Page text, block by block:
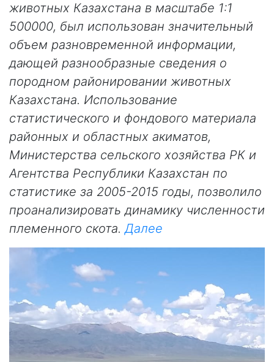
животных Казахстана в масштабе 1:1
500000, был использован значительный
объем разновременной информации,
дающей разнообразные сведения о
породном районировании животных
Казахстана. Использование
статистического и фондового материала
районных и областных акиматов,
Министерства сельского хозяйства РК и
Агентства Республики Казахстан по
статистике за 2005-2015 годы, позволило
проанализировать динамику численности
племенного скота.Далее